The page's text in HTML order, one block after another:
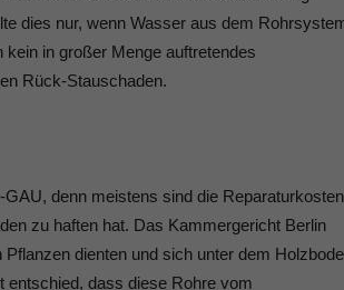
dies nur, wenn Wasser aus dem
in großer Menge auftretendes
Rück-Stauschaden.
denn meistens sind die Reparaturkosten
zu haften hat. Das Kammergericht Berlin
dienten und sich unter dem
entschied, dass diese Rohre vom